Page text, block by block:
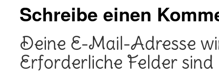
Schreibe einen
Deine E-Mail-Adresse
Erforderliche Felder